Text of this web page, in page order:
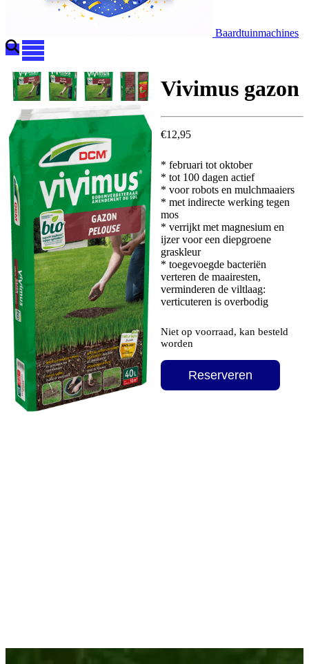
Baardtuinmachines
Vivimus gazon
€12,95
* februari tot oktober
* tot 100 dagen actief
* voor robots en mulchmaaiers
* met indirecte werking tegen
mos
* verrijkt met magnesium en
ijzer voor een diepgroene
graskleur
* toegevoegde bacteriën
verteren de maairesten,
verminderen de viltlaag:
verticuteren is overbodig
Niet op voorraad, kan besteld
worden
Reserveren